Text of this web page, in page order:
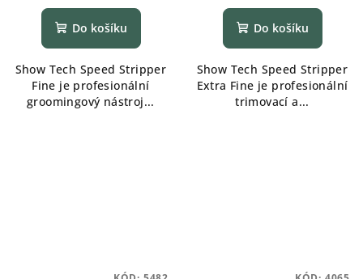
Do košíku
Show Tech Speed Stripper
Fine je profesionální
groomingový nástroj...
Do košíku
Show Tech Speed Stripper
Extra Fine je profesionální
trimovací a...